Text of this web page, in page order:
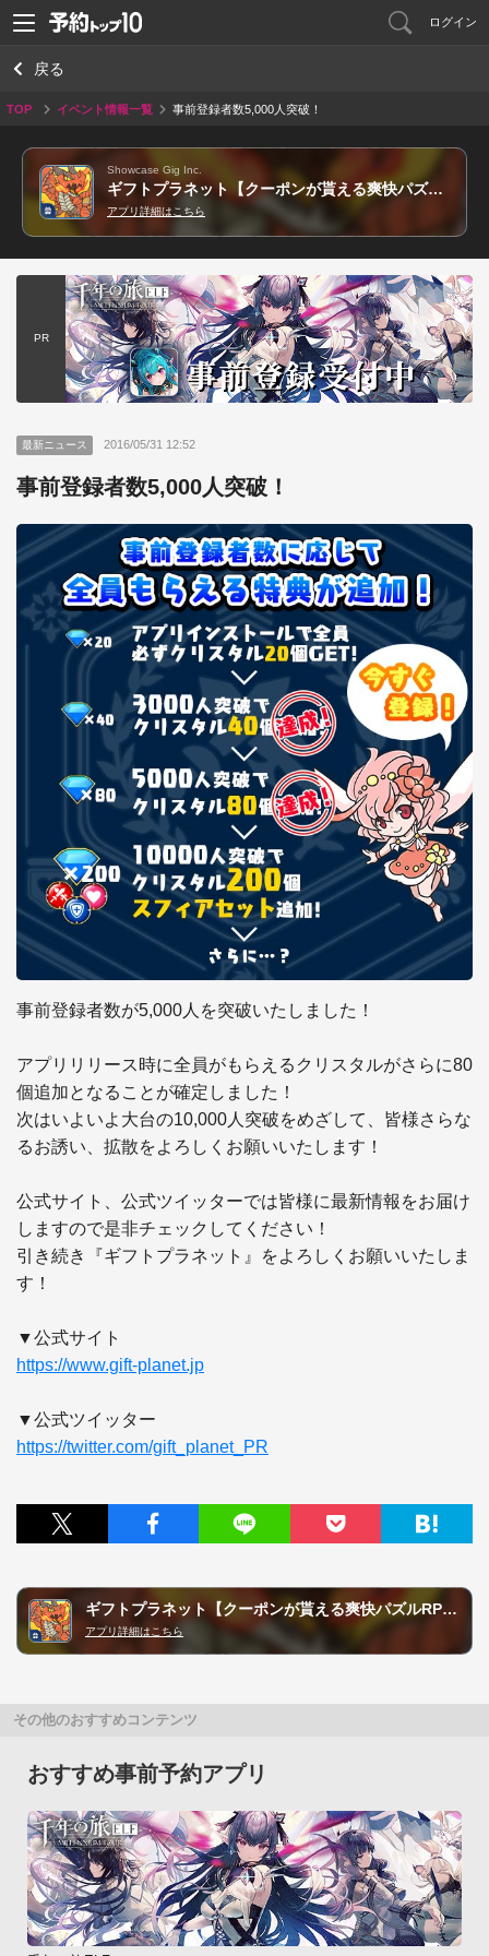
ログイン
戻る
TOP イベント情報一覧 事前登録者数5,000人突破！
Showcase Gig Inc.
ギフトプラネット【クーポンが貰える爽快パズルRPG】
アプリ詳細はこちら
PR
最新ニュース 2016/05/31 12:52
事前登録者数5,000人突破！
事前登録者数が5,000人を突破いたしました！
アプリリリース時に全員がもらえるクリスタルがさらに80
個追加となることが確定しました！
次はいよいよ大台の10,000人突破をめざして、皆様さらな
るお誘い、拡散をよろしくお願いいたします！
公式サイト、公式ツイッターでは皆様に最新情報をお届け
しますので是非チェックしてください！
引き続き『ギフトプラネット』をよろしくお願いいたしま
す！
https://www.gift-planet.jp
https://twitter.com/gift_planet_PR
ギフトプラネット【クーポンが貰える爽快パズルRPG】
アプリ詳細はこちら
その他のおすすめコンテンツ
おすすめ事前予約アプリ